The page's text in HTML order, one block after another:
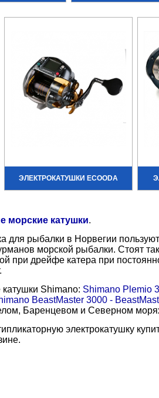
ЭЛЕКТРОКАТУШКИ ECOODA
морские катушки.
для рыбалки в Норвегии
морской рыбалки. Стоят
при дрейфе катера при
катушки Shimano: Shimano Plemio
BeastMaster 3000 -
Баренцевом и Северном
электрокатушку